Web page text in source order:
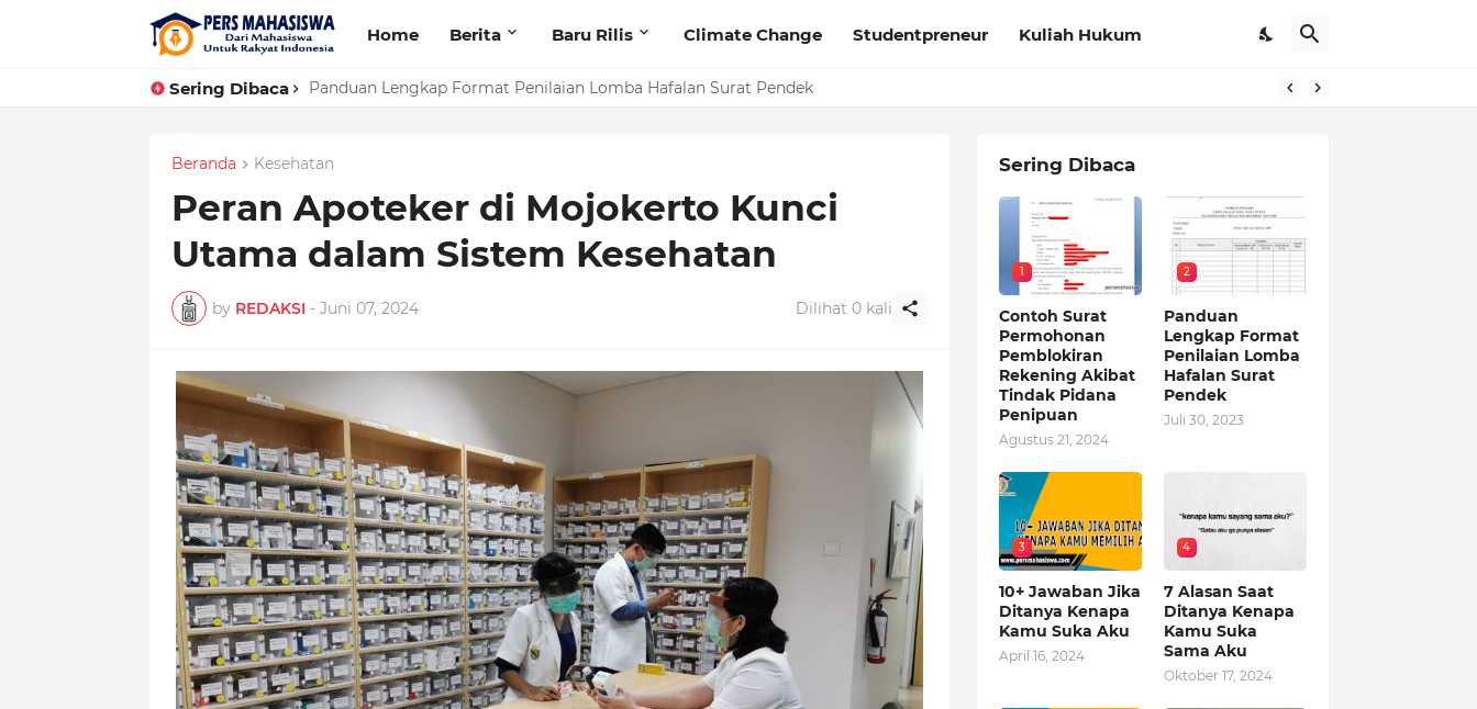
Home Berita Baru Rilis Climate Change Studentpreneur Kuliah Hukum
Sering Dibaca Panduan Lengkap Format Penilaian Lomba Hafalan Surat Pendek
Beranda Kesehatan
Peran Apoteker di Mojokerto Kunci
Utama dalam Sistem Kesehatan
by REDAKSI - Juni 07, 2024 Dilihat 0kali
Sering Dibaca
1
Contoh Surat
Permohonan
Pemblokiran
Rekening Akibat
Tindak Pidana
Penipuan
Agustus 21, 2024
2
Panduan
Lengkap Format
Penilaian Lomba
Hafalan Surat
Pendek
Juli 30, 2023
3
10+ Jawaban Jika
Ditanya Kenapa
Kamu Suka Aku
April 16, 2024
4
7 Alasan Saat
Ditanya Kenapa
Kamu Suka
Sama Aku
Oktober 17, 2024